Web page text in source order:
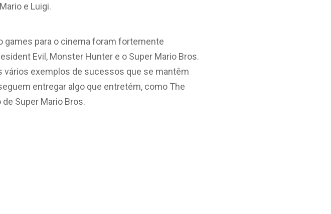
e Luigi.
games para o cinema foram fortemente
Evil, Monster Hunter e o Super Mario Bros.
vários exemplos de sucessos que se mantêm
entregar algo que entretém, como The
Super Mario Bros.